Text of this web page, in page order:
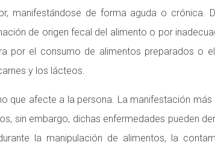
manifestándose de forma aguda o
de origen fecal del alimento o por
por el consumo de alimentos preparados o
y los lácteos.
que afecte a la persona. La manifestación
sin embargo, dichas enfermedades pueden
la manipulación de alimentos, la